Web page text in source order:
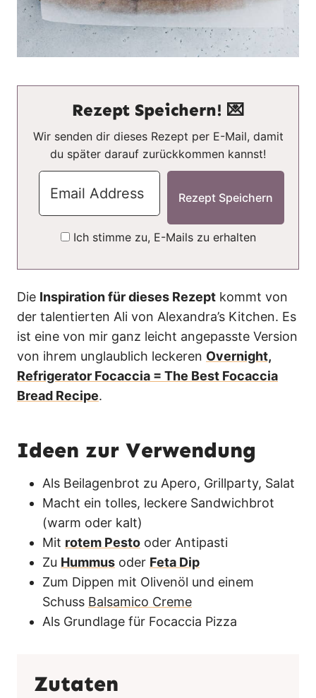
Rezept Speichern! 💌
Wir senden dir dieses Rezept per E-Mail, damit
du später darauf zurückkommen kannst!
Ich stimme zu, E-Mails zu erhalten
Die Inspiration für dieses Rezept kommt von
der talentierten Ali von Alexandra’s Kitchen. Es
ist eine von mir ganz leicht angepasste Version
von ihrem unglaublich leckeren Overnight,
Refrigerator Focaccia = The Best Focaccia
Bread Recipe.
Ideen zur Verwendung
Als Beilagenbrot zu Apero, Grillparty, Salat
Macht ein tolles, leckere Sandwichbrot
(warm oder kalt)
Mit rotem Pesto oder Antipasti
Zu Hummus oder Feta Dip
Zum Dippen mit Olivenöl und einem
Schuss Balsamico Creme
Als Grundlage für Focaccia Pizza
Zutaten